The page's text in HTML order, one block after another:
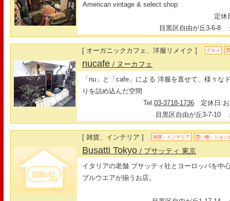
American vintage & select shop
定休
目黒区自由が丘3-6-8
[ オーガニックカフェ、洋服リメイク ] グルメ
nucafe/ ヌーカフェ
「nu」と「cafe」による 洋服を直せて、様々な
りを詰め込んだ空間
Tel.03-3718-1736 定休日:お
目黒区自由が丘3-7-10
[ 雑貨、インテリア ] 雑貨・インテリア 買い物・ショッ
Busatti Tokyo/ ブサッティ 東京
イタリアの老舗 ブサッティ社とヨーロッパを中
ブルウエアが揃うお店。